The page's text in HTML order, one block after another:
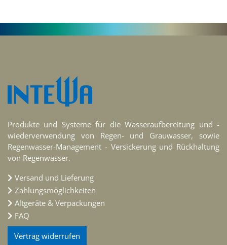
Produkte und Systeme für die Wasseraufbereitung und -
wiederverwendung von Regen- und Grauwasser, sowie
Regenwasser-Management - Versickerung und Rückhaltung
von Regenwasser.
Versand und Lieferung
Zahlungsmöglichkeiten
Altgeräte & Verpackungen
FAQ
Vertrag widerrufen